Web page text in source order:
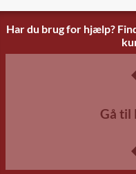
Har du brug for hjælp?
Gå til